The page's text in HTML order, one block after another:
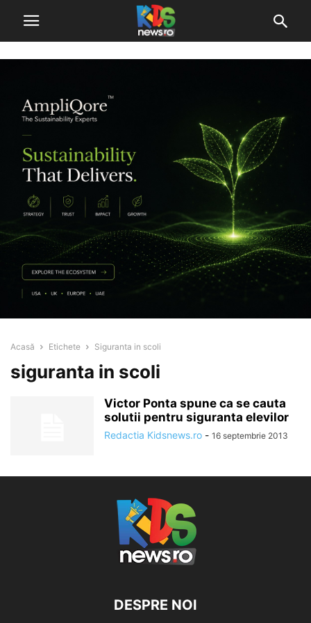
Acasă Etichete Siguranta in scoli
siguranta in scoli
Victor Ponta spune ca se cauta
solutii pentru siguranta elevilor
Redactia Kidsnews.ro - 16 septembrie 2013
DESPRE NOI